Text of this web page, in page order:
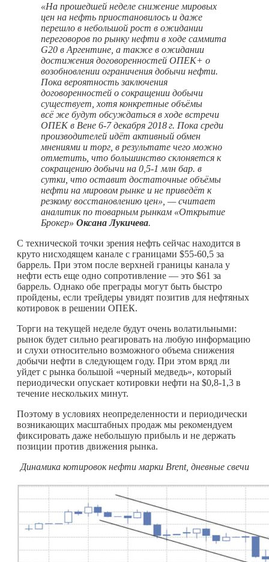
«На прошедшей неделе снижение мировых
цен на нефть приостановилось и даже
перешло в небольшой рост в ожидании
переговоров по рынку нефти в ходе саммита
G20 в Аргентине, а также в ожидании
достижения договоренностей ОПЕК+ о
возобновлении ограничения добычи нефти.
Пока вероятность заключения
договоренностей о сокращении добычи
существует, хотя конкретные объёмы
всё же будут обсуждаться в ходе встречи
ОПЕК в Вене 6-7 декабря 2018 г. Пока среди
производителей идёт активный обмен
мнениями и торг, в результате чего можно
отметить, что большинство склоняется к
сокращению добычи на 0,5-1 млн бар. в
сутки, что оставит достаточные объёмы
нефти на мировом рынке и не приведёт к
резкому восстановлению цен», — считает
аналитик по товарным рынкам «Открытие
Брокер» ОксанаЛукичева.
С технической точки зрения нефть сейчас находится в
круто нисходящем канале с границами $55-60,5 за
баррель. При этом после верхней границы канала у
нефти есть еще одно сопротивление — это $61 за
баррель. Однако обе преграды могут быть быстро
пройдены, если трейдеры увидят позитив для нефтяных
котировок в решении ОПЕК.
Торги на текущей неделе будут очень волатильными:
рынок будет сильно реагировать на любую информацию
и слухи относительно возможного объема снижения
добычи нефти в следующем году. При этом вряд ли
уйдет с рынка большой «черный медведь», который
периодически опускает котировки нефти на $0,8-1,3 в
течение нескольких минут.
Поэтому в условиях неопределенности и периодически
возникающих масштабных продаж мы рекомендуем
фиксировать даже небольшую прибыль и не держать
позиции против движения рынка.
Динамика котировок нефти марки Brent, дневные свечи